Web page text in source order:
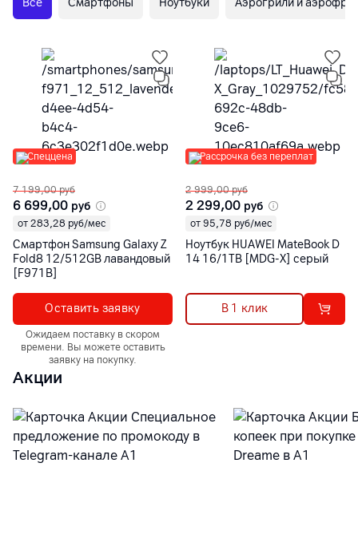
Все Смартфоны Ноутбуки Аэрогрили и
Спеццена
7 199,00 руб
6 699,00 руб
от 283,28 руб/мес
Смартфон Samsung Galaxy Z
Fold8 12/512GB лавандовый
[F971B]
Оставить заявку
Ожидаем поставку в скором
времени. Вы можете оставить
заявку на покупку.
Рассрочка без переплат
2 999,00 руб
2 299,00 руб
от 95,78 руб/мес
Ноутбук HUAWEI MateBook D
14 16/1TB [MDG-X] серый
В 1 клик
Акции